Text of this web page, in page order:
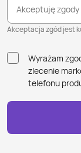
Akceptuję
Akceptacja zgód jest
Wyrażam
zlecenie
telefonu